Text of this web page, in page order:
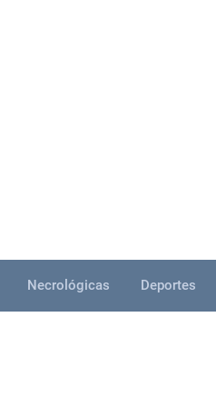
Necrológicas Deportes